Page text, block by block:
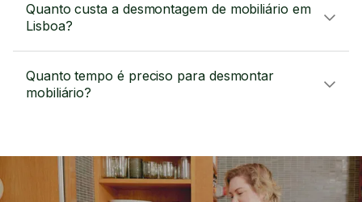
Quanto custa a desmontagem de mobiliário em
Lisboa?
Quanto tempo é preciso para desmontar
mobiliário?